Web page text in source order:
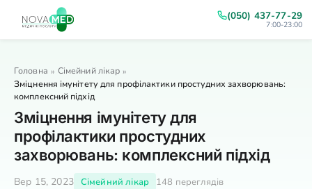
(050) 437-77-29
7:00-23:00
Головна » Сімейний лікар »
Зміцнення імунітету для профілактики простудних захворювань:
комплексний підхід
Зміцнення імунітету для
профілактики простудних
захворювань: комплексний підхід
Вер 15, 2023 Сімейний лікар 148 переглядів